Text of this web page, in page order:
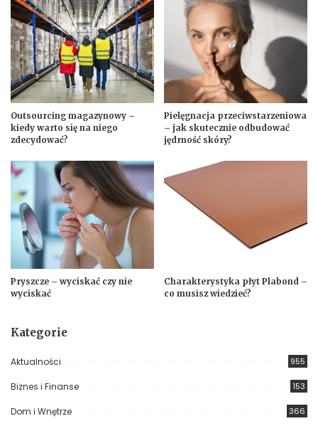
Outsourcing magazynowy –
kiedy warto się na niego
zdecydować?
Pielęgnacja przeciwstarzeniowa
– jak skutecznie odbudować
jędrność skóry?
Pryszcze – wyciskać czy nie
wyciskać
Charakterystyka płyt Plabond –
co musisz wiedzieć?
Kategorie
Aktualności 955
Biznes i Finanse 153
Dom i Wnętrze 366